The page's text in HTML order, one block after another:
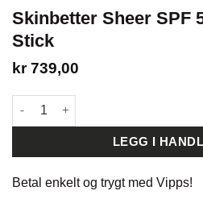
Skinbetter Sheer SPF
Stick
kr739,00
Skinbetter Sheer SPF 50
LEGG I
Betal enkelt og trygt med Vipps!